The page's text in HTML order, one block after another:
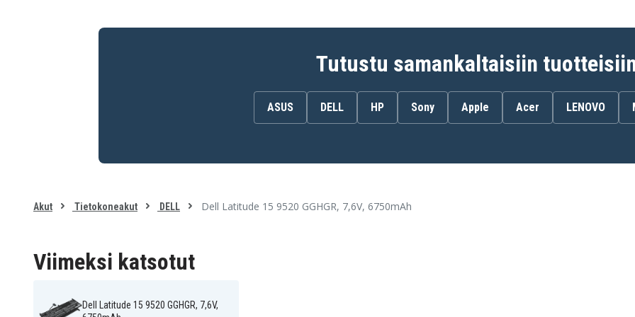
G2V13
GGHGR
Dell Latitude 15 9520
N007L952015EMEA
W4H7T
Tutustu samankaltaisiin
ASUS DELL HP Sony Apple Acer LENOVO
Akut Tietokoneakut DELL Dell Latitude 15 9520 GGHGR, 7,6V, 6750mAh
Viimeksi katsotut
Dell Latitude 15 9520 GGHGR, 7,6V,